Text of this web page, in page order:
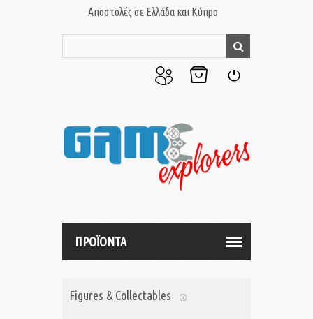
Αποστολές σε Ελλάδα και Κύπρο
μου
ΠΡΟΪΟΝΤΑ
Figures & Collectables